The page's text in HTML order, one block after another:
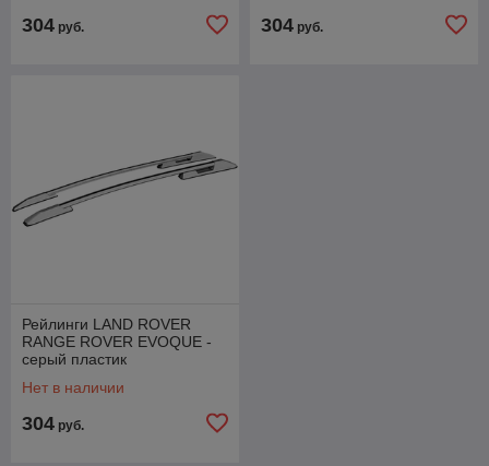
304 руб. 304 руб.
Рейлинги LAND ROVER
RANGE ROVER EVOQUE -
серый пластик
Нет в наличии
304 руб.